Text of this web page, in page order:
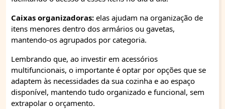
Caixas organizadoras: elas ajudam na organização de
itens menores dentro dos armários ou gavetas,
mantendo-os agrupados por categoria.
Lembrando que, ao investir em acessórios
multifuncionais, o importante é optar por opções que se
adaptem às necessidades da sua cozinha e ao espaço
disponível, mantendo tudo organizado e funcional, sem
extrapolar o orçamento.